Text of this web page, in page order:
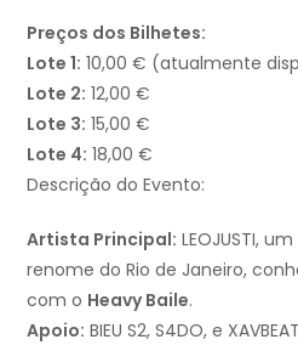
Preços dos Bilhetes:
Lote 1: 10,00 € (atualmente
Lote 2: 12,00 €
Lote 3: 15,00 €
Lote 4: 18,00 €
Descrição do Evento:
Artista Principal: LEOJUSTI,
renome do Rio de Janeiro,
com o Heavy Baile.
Apoio: BIEU S2, S4DO, e